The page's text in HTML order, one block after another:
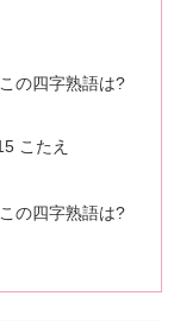
の四字熟語は?
こたえ
の四字熟語は?